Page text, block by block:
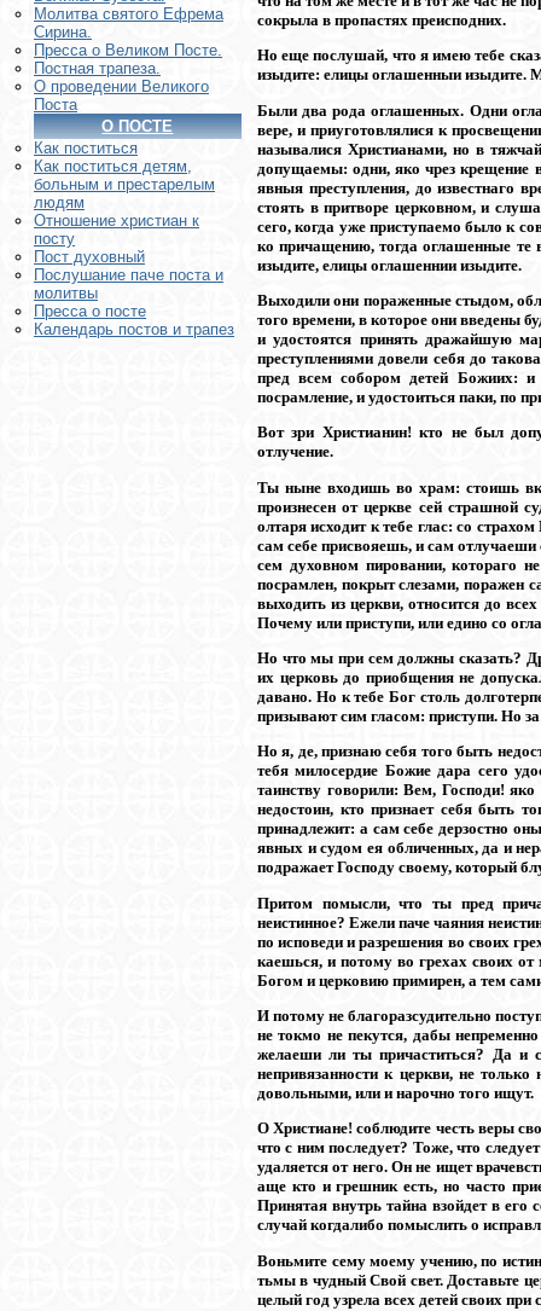
Молитва святого Ефрема
Сирина.
Пресса о Великом Посте.
Постная трапеза.
О проведении Великого
Поста
О ПОСТЕ
Как поститься
Как поститься детям,
больным и престарелым
людям
Отношение христиан к
посту
Пост духовный
Послушание паче поста и
молитвы
Пресса о посте
Календарь постов и трапез
сокрыла в пропастях преисподних.
Но еще послушай, что я имею тебе
изыдите: елицы оглашенныи изыдите.
Были два рода оглашенных. Одни
вере, и приуготовлялися к
называлися Христианами, но в
допущаемы: одни, яко чрез крещение
явныя преступления, до известнаго
стоять в притворе церковном, и
сего, когда уже приступаемо было к
ко причащению, тогда оглашенные
изыдите, елицы оглашеннии изыдите.
Выходили они пораженные стыдом,
того времени, в которое они введены
и удостоятся принять дражайшую
преступлениями довели себя до
пред всем собором детей Божиих: и
посрамление, и удостоиться паки, по
Вот зри Христианин! кто не был
отлучение.
Ты ныне входишь во храм: стоишь
произнесен от церкве сей страшной
олтаря исходит к тебе глас: со
сам себе присвояешь, и сам
сем духовном пировании, котораго
посрамлен, покрыт слезами, поражен
выходить из церкви, относится до
Почему или приступи, или едино со
Но что мы при сем должны сказать?
их церковь до приобщения не
давано. Но к тебе Бог столь
призывают сим гласом: приступи. Но
Но я, де, признаю себя того быть
тебя милосердие Божие дара сего
таинству говорили: Вем, Господи!
недостоин, кто признает себя быть
принадлежит: а сам себе дерзостно
явных и судом ея обличенных, да и
подражает Господу своему, который
Притом помысли, что ты пред
неистинное? Ежели паче чаяния
по исповеди и разрешения во своих
каешься, и потому во грехах своих
Богом и церковию примирен, а тем
И потому не благоразсудительно
не токмо не пекутся, дабы
желаеши ли ты причаститься? Да и
непривязанности к церкви, не
довольными, или и нарочно того ищут.
О Христиане! соблюдите честь веры
что с ним последует? Тоже, что
удаляется от него. Он не ищет
аще кто и грешник есть, но часто
Принятая внутрь тайна взойдет в его
случай когдалибо помыслить о
Воньмите сему моему учению, по
тьмы в чудный Свой свет. Доставьте
целый год узрела всех детей своих